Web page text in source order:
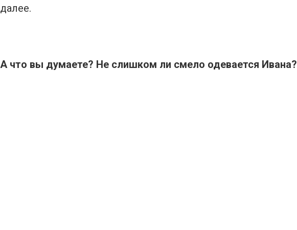
далее.
А что вы думаете? Не слишком ли смело одевается Ивана?